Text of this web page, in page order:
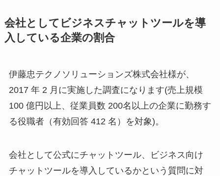
会社としてビジネスチャットツールを導
入している企業の割合
伊藤忠テクノソリューションズ株式会社様が、
2017 年 2 月に実施した調査になります(売上規模
100 億円以上、従業員数 200名以上の企業に勤務す
る役職者（有効回答 412 名）を対象)。
会社として公式にチャットツール、ビジネス向け
チャットツールを導入しているかという質問に対